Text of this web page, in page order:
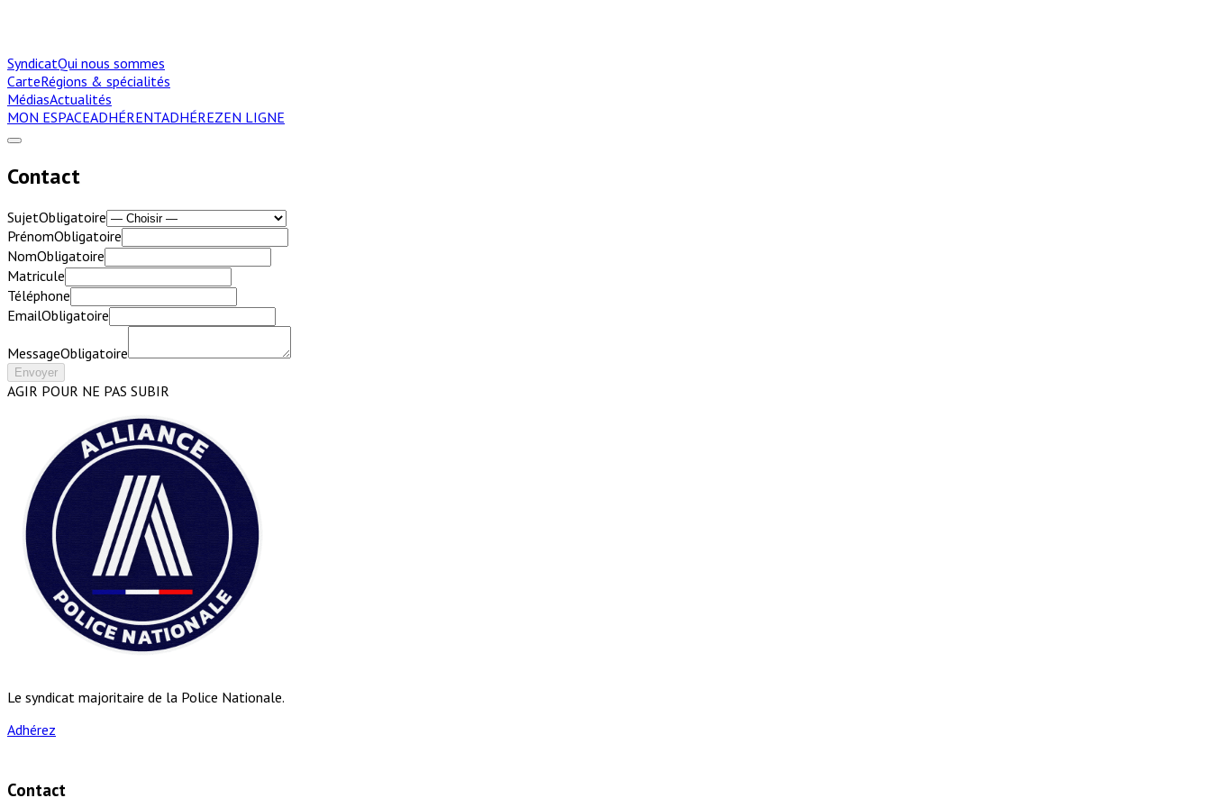
SyndicatQui nous sommes
CarteRégions & spécialités
MédiasActualités
MON ESPACEADHÉRENTADHÉREZEN LIGNE
Contact
SujetObligatoire
PrénomObligatoire
NomObligatoire
Matricule
Téléphone
EmailObligatoire
MessageObligatoire
Envoyer
AGIR POUR NE PAS SUBIR
Le syndicat majoritaire de la Police Nationale.
Adhérez
Contact